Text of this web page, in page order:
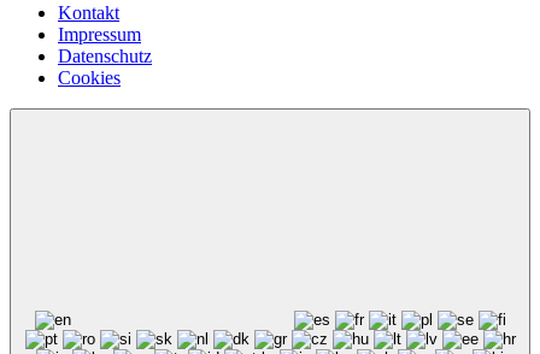
Kontakt
Impressum
Datenschutz
Cookies